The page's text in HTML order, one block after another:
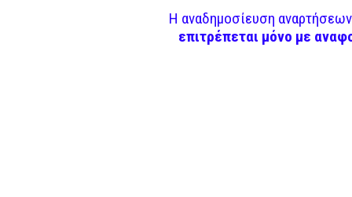
Η αναδημοσίευση
επιτρέπεται μόνο με